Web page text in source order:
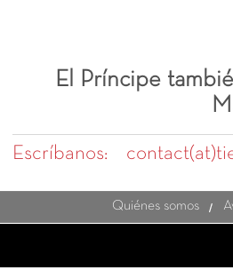
El Príncipe
Escríbanos:
Quiénes somos